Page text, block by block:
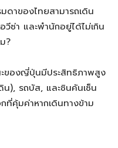
ดาของไทยสามารถเดิน
วีซ่า และพำนักอยู่ได้ไม่เกิน
?
ของญี่ปุ่นมีประสิทธิภาพสูง
น), รถบัส, และชินคันเซ็น
ที่คุ้มค่าหากเดินทางข้าม